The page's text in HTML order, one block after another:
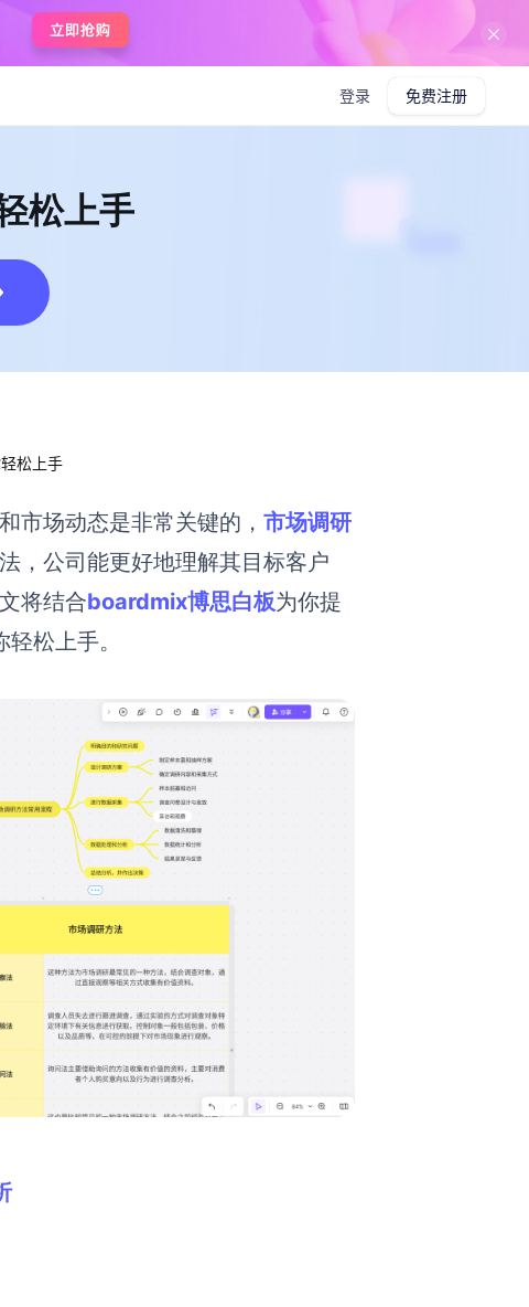
登录 免费注册
松上手
松上手
市场动态是非常关键的，市场调研
，公司能更好地理解其目标客户
将结合boardmix博思白板为你提
松上手。